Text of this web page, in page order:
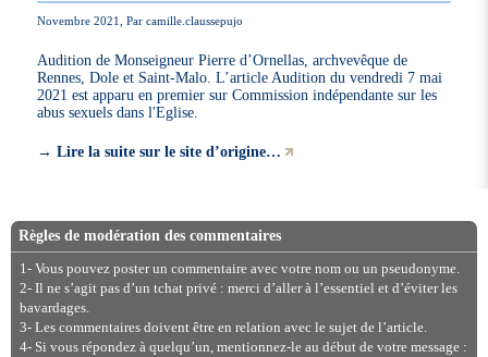
Novembre 2021, Par camille.claussepujo
Audition de Monseigneur Pierre d’Ornellas, archvevêque de
Rennes, Dole et Saint-Malo. L’article Audition du vendredi 7 mai
2021 est apparu en premier sur Commission indépendante sur les
abus sexuels dans l'Eglise.
→Lire la suite sur le site d’origine…
Règles de modération des commentaires
1- Vous pouvez poster un commentaire avec votre nom ou un pseudonyme.
2- Il ne s’agit pas d’un tchat privé : merci d’aller à l’essentiel et d’éviter les
bavardages.
3- Les commentaires doivent être en relation avec le sujet de l’article.
4- Si vous répondez à quelqu’un, mentionnez-le au début de votre message :